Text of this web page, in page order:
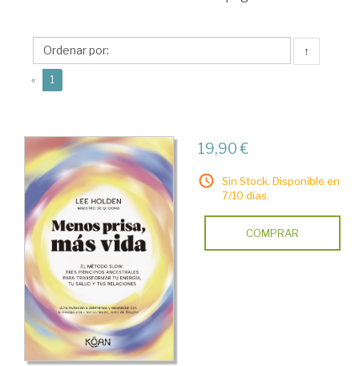
↑
« 1
19,90 €
Sin Stock. Disponible en
7/10 días.
COMPRAR